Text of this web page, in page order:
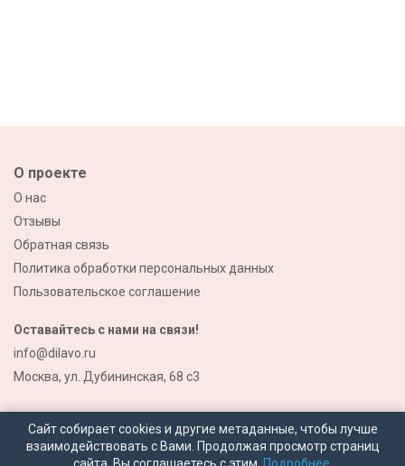
О проекте
О нас
Отзывы
Обратная связь
Политика обработки персональных данных
Пользовательское соглашение
Оставайтесь с нами на связи!
info@dilavo.ru
Москва, ул. Дубининская, 68 с3
Сайт собирает cookies и другие метаданные, чтобы лучше
взаимодействовать с Вами. Продолжая просмотр страниц